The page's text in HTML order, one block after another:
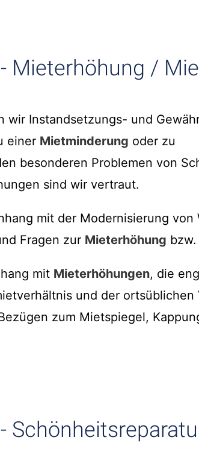
Mieterhöhung /
wir Instandsetzungs- und
einer Mietminderung oder zu
besonderen Problemen von
sind wir vertraut.
mit der Modernisierung von
Fragen zur Mieterhöhung
mit Mieterhöhungen, die
und der ortsüblichen
zum Mietspiegel,